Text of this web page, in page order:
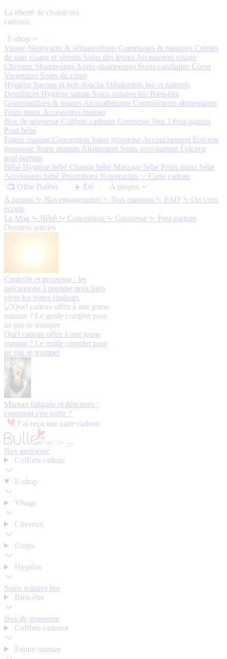
La liberté de choisir ses
cadeaux
E-shop
Visage Nettoyants & démaquillants Gommages & masques Crèmes
de soin visage et sérums Soins des lèvres Accessoires visage
Cheveux Shampoings Après-shampoings Soins capillaires Corps
Vergetures Soins du corps
Hygiène Savons et gels douche Déodorants bio et naturels
Dentifrices Hygiène intime Soins solaires bio Bien-être
Gourmandises & tisanes Aromathérapie Compléments alimentaires
Petits maux Accessoires maman
Box de grossesse Coffrets cadeaux Grossesse Jour J Post-partum
Pour bébé
Future maman Conception Soins grossesse Accouchement Épicerie
grossesse Jeune maman Allaitement Soins post-partum Épicerie
post-partum
Bébé Hygiène bébé Change bébé Massage bébé Petits maux bébé
Accessoires bébé Promotions Nouveautés ✨ Carte cadeau
📺 Offre Baûbo
☀️ Été
À propos
A propos ⤷ Nos engagements ⤷ Nos marques ⤷ FAQ ⤷ On vous
écoute
Le Mag ⤷ Bébé ⤷ Conception ⤷ Grossesse ⤷ Post-partum
Derniers articles
Canicule et grossesse : les
précautions à prendre pour bien
vivre les fortes chaleurs
Quel cadeau offrir à une jeune
maman ? Le guide complet pour
ne pas se tromper
Maman fatiguée et déprimée :
comment s'en sortir ?
J’ai reçu une carte cadeau
Box grossesse
Coffrets cadeau
E-shop
Visage
Cheveux
Corps
Hygiène
Soins solaires bio
Bien-être
Box de grossesse
Coffrets cadeaux
Future maman